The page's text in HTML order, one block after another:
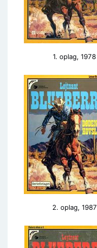
1. oplag, 1978
2. oplag, 1987